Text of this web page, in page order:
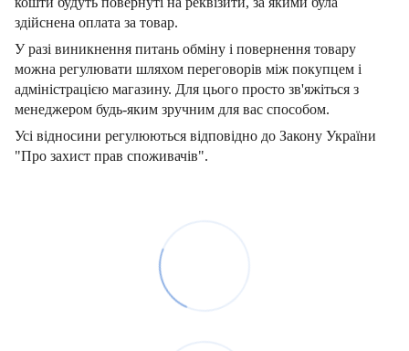
здійснена оплата за товар.
У разі виникнення питань обміну і повернення товару
можна регулювати шляхом переговорів між покупцем і
адміністрацією магазину. Для цього просто зв'яжіться з
менеджером будь-яким зручним для вас способом.
Усі відносини регулюються відповідно до Закону України
"Про захист прав споживачів".